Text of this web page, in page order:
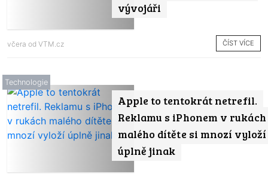
vývojáři
včera od VTM.cz ČÍST VÍCE
Apple to tentokrát netrefil.
Reklamu s iPhonem v rukách
malého dítěte si mnozí vyloží
úplně jinak
Technologie